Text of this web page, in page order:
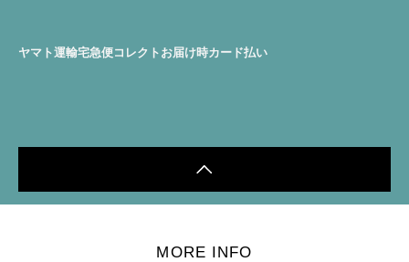
ヤマト運輸宅急便コレクトお届け時カード払い
MORE INFO